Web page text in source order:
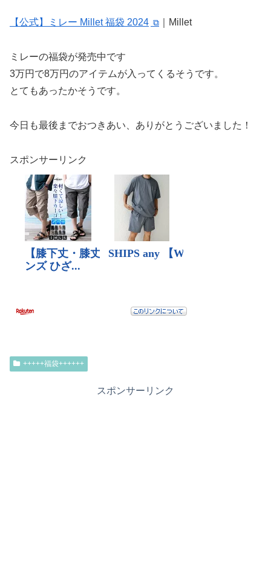
【公式】ミレー Millet 福袋 2024 ｜Millet
ミレーの福袋が発売中です
3万円で8万円のアイテムが入ってくるそうです。
とてもあったかそうです。
今日も最後までおつきあい、ありがとうございました！
スポンサーリンク
+++++福袋++++++
スポンサーリンク